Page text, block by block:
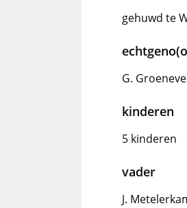
gehuwd te
G.
kinderen
5 kinderen
vader
J.